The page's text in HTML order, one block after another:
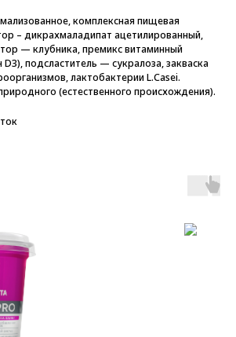
комплексная пищевая
– дикрахмаладипат ацетилированный,
— клубника, премикс витаминный
подсластитель — сукралоза, закваска
лактобактерии L.Сasei.
(естественного происхождения).